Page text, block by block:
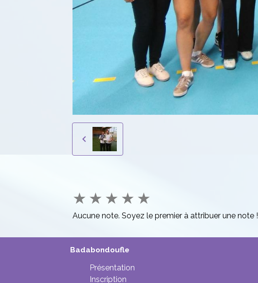
★ ★ ★ ★ ★
Aucune note. Soyez le premier à attribuer une note !
Badabondoufle
Présentation
Inscription